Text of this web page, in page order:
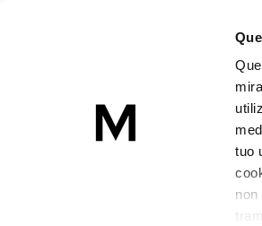
tuo
non
Lifting viso